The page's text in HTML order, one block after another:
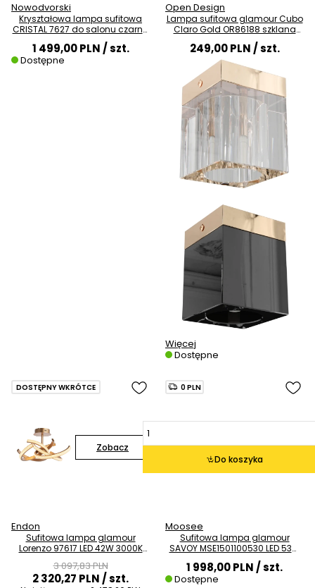
Nowodvorski
Kryształowa lampa sufitowa
CRISTAL 7627 do salonu czarna
przezroczysta
1 499,00 PLN/ szt.
Dostępne
Open Design
Lampa sufitowa glamour Cubo
Claro Gold OR86188 szklana
złota przezroczysta
249,00 PLN/ szt.
Więcej
Dostępne
Zobacz
DOSTĘPNY WKRÓTCE
Endon
Sufitowa lampa glamour
Lorenzo 97617 LED 42W 3000K
3 097,83 PLN
2 320,27 PLN/ szt.
Do koszyka
0 PLN
Moosee
Sufitowa lampa glamour
SAVOY MSE1501100530 LED 53W
3000K złota
1 998,00 PLN/ szt.
Dostępne